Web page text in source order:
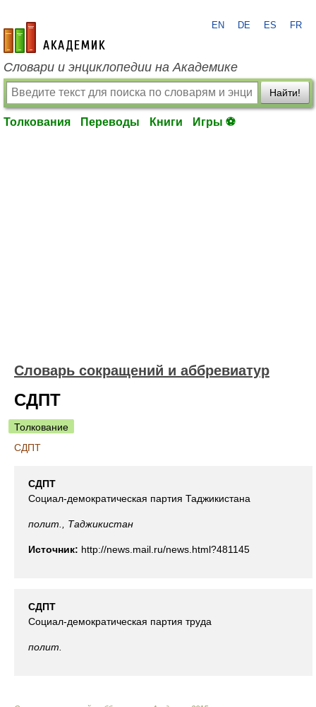
academic.ru
EN DE ES FR
Словари и энциклопедии на Академике
Найти!
Толкования Переводы Книги Игры ⚽
Словарь сокращений и аббревиатур
СДПТ
Толкование
СДПТ
СДПТ
Социал-демократическая партия Таджикистана
полит., Таджикистан
Источник: http://news.mail.ru/news.html?481145
СДПТ
Социал-демократическая партия труда
полит.